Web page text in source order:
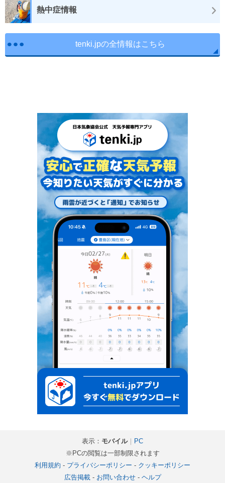
熱中症情報
tenki.jpの全情報はこちら
表示： モバイル｜ PC
※PCの閲覧は一部制限されます
利用規約 - プライバシーポリシー - クッキーポリシー
広告掲載- お問い合わせ- ヘルプ